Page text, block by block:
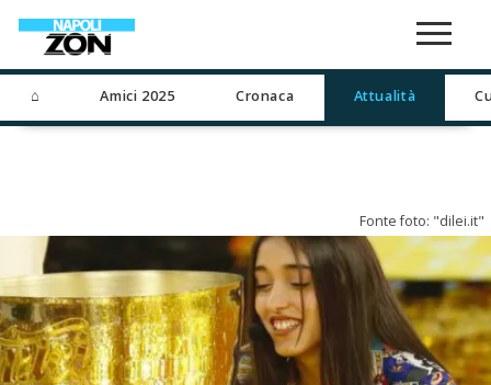
⌂ Amici 2025 Cronaca Attualità
Fonte foto: "dilei.it"